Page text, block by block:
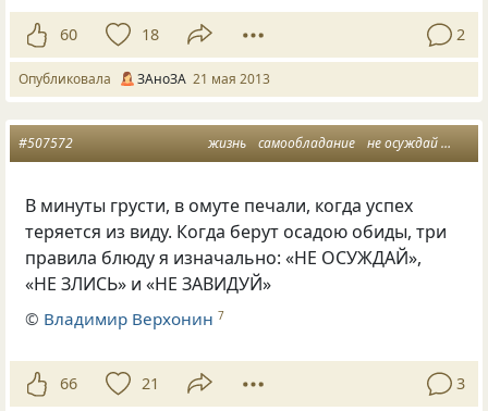
60 18 2
Опубликовала ЗАноЗА 21 мая 2013
жизнь самообладание не осуждай
#507572
В минуты грусти, в омуте печали, когда успех
теряется из виду. Когда берут осадою обиды, три
правила блюду я изначально: «НЕ ОСУЖДАЙ»,
«НЕ ЗЛИСЬ» и «НЕ ЗАВИДУЙ»
© Владимир Верхонин 7
66 21 3